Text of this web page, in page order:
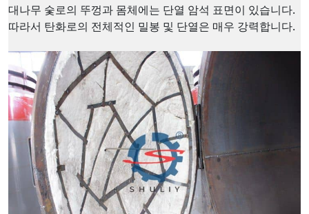
대나무 숯로의 뚜껑과 몸체에는 단열 암석 표면이 있습니다.
따라서 탄화로의 전체적인 밀봉 및 단열은 매우 강력합니다.